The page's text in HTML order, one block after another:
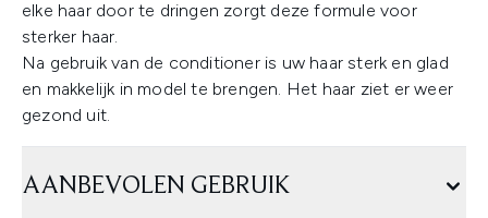
elke haar door te dringen zorgt deze formule voor
sterker haar.
Na gebruik van de conditioner is uw haar sterk en glad
en makkelijk in model te brengen. Het haar ziet er weer
gezond uit.
AANBEVOLEN GEBRUIK